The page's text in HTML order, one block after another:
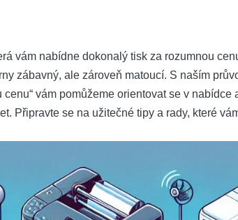
vám nabídne dokonalý tisk za rozumnou
zábavný, ale zároveň matoucí. S naším
vám pomůžeme orientovat se v nabídce
Připravte se na užitečné tipy a rady, které